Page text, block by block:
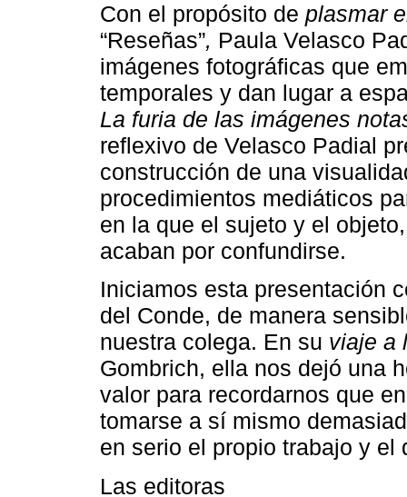
Con el propósito de plasmar
“Reseñas”, Paula Velasco
imágenes fotográficas que
temporales y dan lugar a
La furia de las imágenes
reflexivo de Velasco Padial
construcción de una
procedimientos mediáticos
en la que el sujeto y el
acaban por confundirse.
Iniciamos esta presentación
del Conde, de manera
nuestra colega. En su viaje a
Gombrich, ella nos dejó una
valor para recordarnos que
tomarse a sí mismo
en serio el propio trabajo y el
Las editoras